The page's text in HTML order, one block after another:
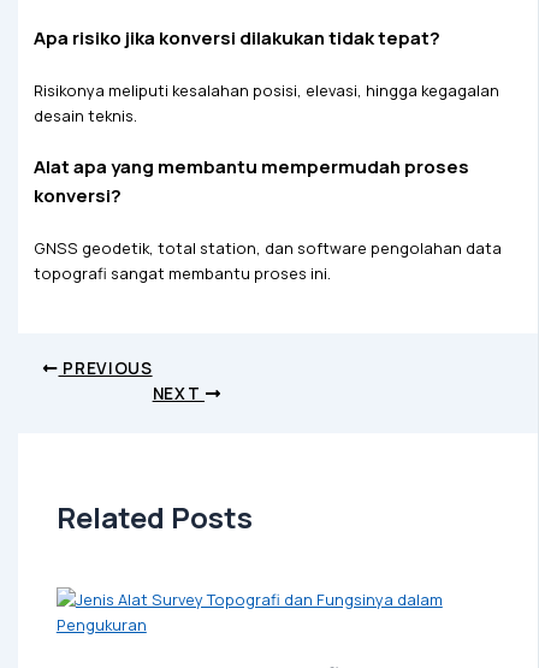
Apa risiko jika konversi dilakukan tidak tepat?
Risikonya meliputi kesalahan posisi, elevasi, hingga kegagalan
desain teknis.
Alat apa yang membantu mempermudah proses
konversi?
GNSS geodetik, total station, dan software pengolahan data
topografi sangat membantu proses ini.
PREVIOUS
NEXT
Related Posts